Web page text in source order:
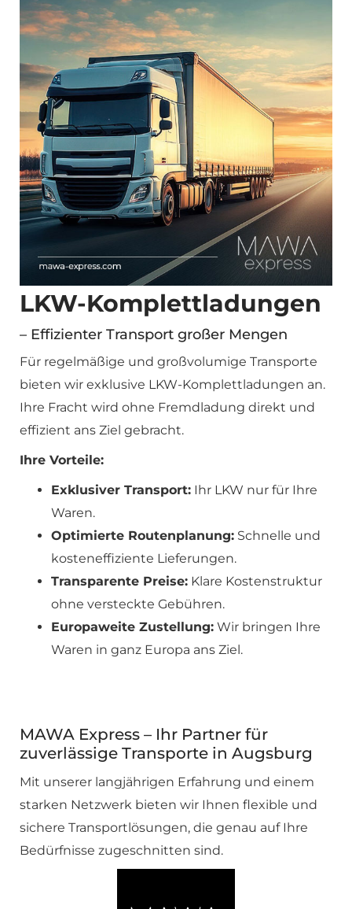
LKW-Komplettladungen
– Effizienter Transport großer Mengen
Für regelmäßige und großvolumige Transporte
bieten wir exklusive LKW-Komplettladungen an.
Ihre Fracht wird ohne Fremdladung direkt und
effizient ans Ziel gebracht.
Ihre Vorteile:
Exklusiver Transport: Ihr LKW nur für Ihre
Waren.
Optimierte Routenplanung: Schnelle und
kosteneffiziente Lieferungen.
Transparente Preise: Klare Kostenstruktur
ohne versteckte Gebühren.
Europaweite Zustellung: Wir bringen Ihre
Waren in ganz Europa ans Ziel.
MAWA Express – Ihr Partner für
zuverlässige Transporte in Augsburg
Mit unserer langjährigen Erfahrung und einem
starken Netzwerk bieten wir Ihnen flexible und
sichere Transportlösungen, die genau auf Ihre
Bedürfnisse zugeschnitten sind.